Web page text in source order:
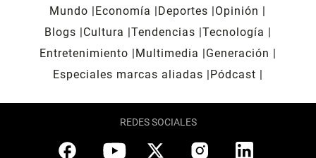
Mundo Economía Deportes
Opinión
Blogs
Cultura Tendencias Tecnología
Entretenimiento
Multimedia
Generación
Especiales marcas aliadas
Pódcast
REDES SOCIALES